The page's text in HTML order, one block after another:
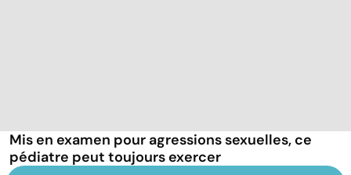
Mis en examen pour agressions sexuelles, ce
pédiatre peut toujours exercer